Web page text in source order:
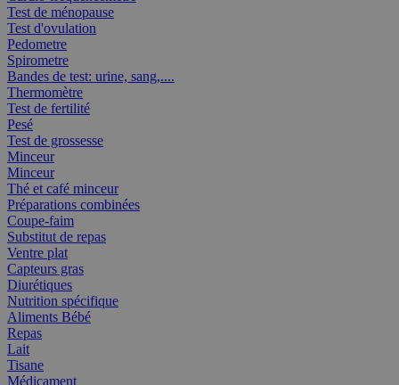
Test de ménopause
Test d'ovulation
Pedometre
Spirometre
Bandes de test: urine, sang,....
Thermomètre
Test de fertilité
Pesé
Test de grossesse
Minceur
Minceur
Thé et café minceur
Préparations combinées
Coupe-faim
Substitut de repas
Ventre plat
Capteurs gras
Diurétiques
Nutrition spécifique
Aliments Bébé
Repas
Lait
Tisane
Médicament